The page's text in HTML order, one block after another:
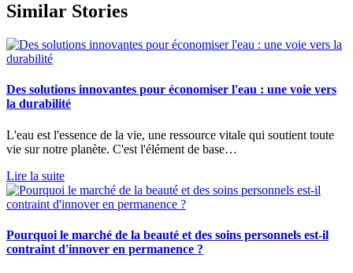
Similar Stories
Des solutions innovantes pour économiser l'eau : une voie vers
la durabilité
L'eau est l'essence de la vie, une ressource vitale qui soutient toute
vie sur notre planète. C'est l'élément de base…
Lire la suite
Pourquoi le marché de la beauté et des soins personnels est-il
contraint d'innover en permanence ?